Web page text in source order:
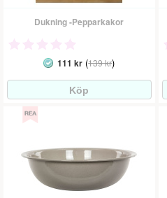
Dukning -Pepparkakor
111 kr (139 kr)